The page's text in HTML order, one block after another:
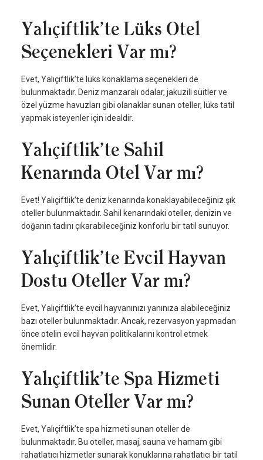
Yalıçiftlik’te Lüks Otel
Seçenekleri Var mı?
Evet, Yalıçiftlik’te lüks konaklama seçenekleri de
bulunmaktadır. Deniz manzaralı odalar, jakuzili süitler ve
özel yüzme havuzları gibi olanaklar sunan oteller, lüks tatil
yapmak isteyenler için idealdir.
Yalıçiftlik’te Sahil
Kenarında Otel Var mı?
Evet! Yalıçiftlik’te deniz kenarında konaklayabileceğiniz şık
oteller bulunmaktadır. Sahil kenarındaki oteller, denizin ve
doğanın tadını çıkarabileceğiniz konforlu bir tatil sunuyor.
Yalıçiftlik’te Evcil Hayvan
Dostu Oteller Var mı?
Evet, Yalıçiftlik’te evcil hayvanınızı yanınıza alabileceğiniz
bazı oteller bulunmaktadır. Ancak, rezervasyon yapmadan
önce otelin evcil hayvan politikalarını kontrol etmek
önemlidir.
Yalıçiftlik’te Spa Hizmeti
Sunan Oteller Var mı?
Evet, Yalıçiftlik’te spa hizmeti sunan oteller de
bulunmaktadır. Bu oteller, masaj, sauna ve hamam gibi
rahatlatıcı hizmetler sunarak konuklarına rahatlatıcı bir tatil